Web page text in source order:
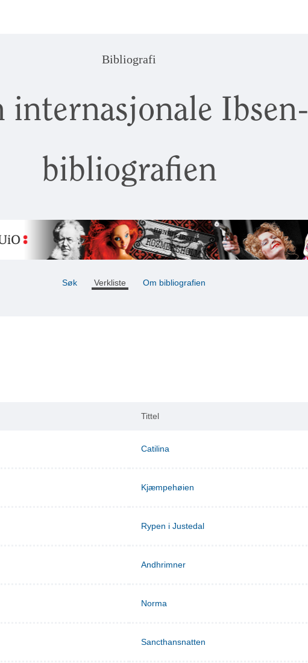
Bibliografi
internasjonale Ibsen-
bibliografien
Søk Verkliste Om bibliografien
Tittel
Catilina
Kjæmpehøien
Rypen i Justedal
Andhrimner
Norma
Sancthansnatten